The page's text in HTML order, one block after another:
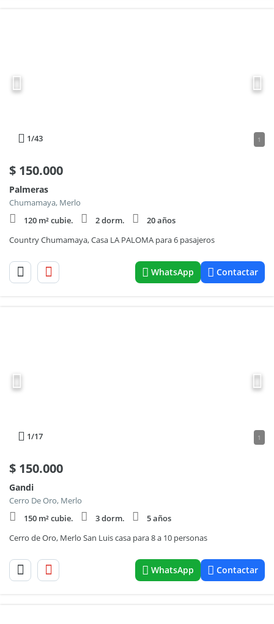
1/43 1
$ 150.000
Palmeras
Chumamaya, Merlo
120 m² cubie.
2 dorm.
20 años
Country Chumamaya, Casa LA PALOMA para 6 pasajeros
WhatsApp Contactar
1/17 1
$ 150.000
Gandi
Cerro De Oro, Merlo
150 m² cubie.
3 dorm.
5 años
Cerro de Oro, Merlo San Luis casa para 8 a 10 personas
WhatsApp Contactar